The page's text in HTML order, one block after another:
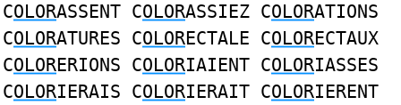
COLORASSENT COLORASSIEZ COLORATIONS
COLORATURES COLORECTALE COLORECTAUX
COLORERIONS COLORIAIENT COLORIASSES
COLORIERAIS COLORIERAIT COLORIERENT